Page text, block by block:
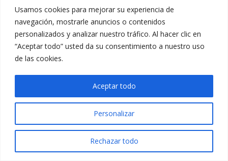
Usamos cookies para mejorar su experiencia de
navegación, mostrarle anuncios o contenidos
personalizados y analizar nuestro tráfico. Al hacer clic en
“Aceptar todo” usted da su consentimiento a nuestro uso
de las cookies.
Personalizar
Rechazar todo
Aceptar todo